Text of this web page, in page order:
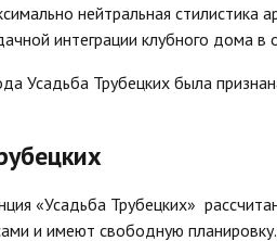
нейтральная стилистика
интеграции клубного дома
Усадьба Трубецких была
«Усадьба Трубецких»
и имеют свободную